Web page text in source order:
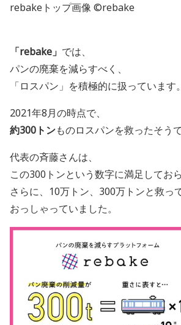
rebakeトップ画像 ©rebake
「rebake」 では、
パンの廃棄を減らすべく、
「ロスパン」を積極的に扱っています。
2021年8月の時点で、
約300トンものロスパンを救ったそうで
代表の斉藤さんは、
この300トンという数字に満足しておら
さらに、10万トン、300万トンと救っ
おっしゃっていました。